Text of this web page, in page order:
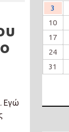
Εγώ
3
10
17
24
31